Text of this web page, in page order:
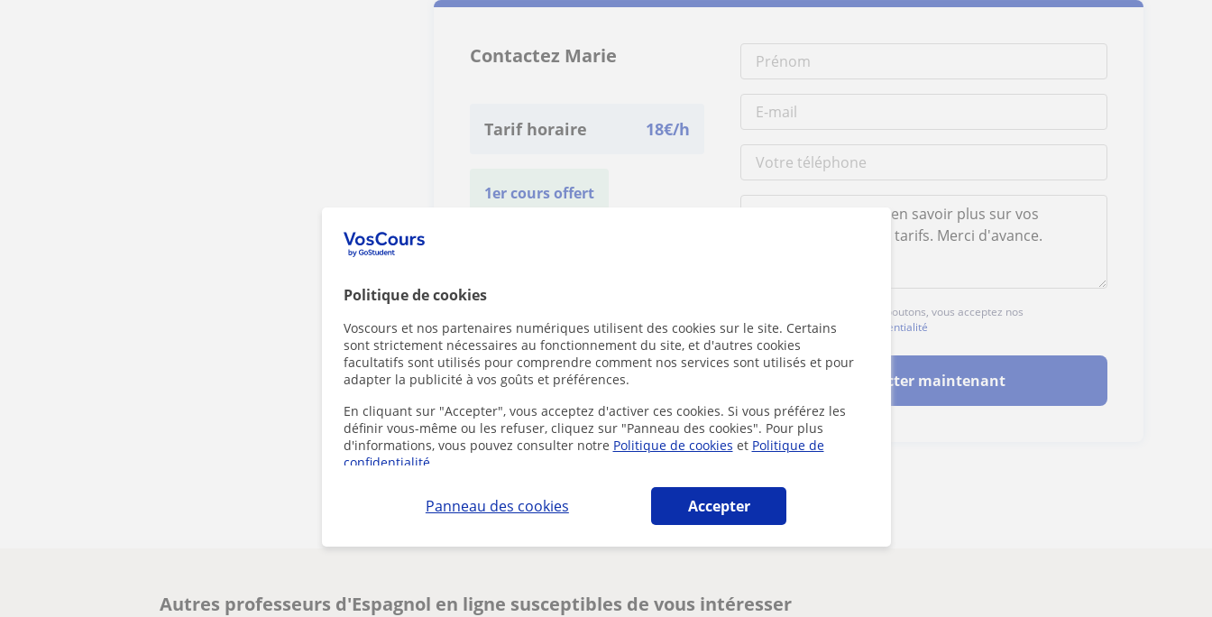
Politique de cookies
Voscours et nos partenaires numériques utilisent des cookies sur le site. Certains
sont strictement nécessaires au fonctionnement du site, et d'autres cookies
facultatifs sont utilisés pour comprendre comment nos services sont utilisés et pour
adapter la publicité à vos goûts et préférences.
En cliquant sur "Accepter", vous acceptez d'activer ces cookies. Si vous préférez les
définir vous-même ou les refuser, cliquez sur "Panneau des cookies". Pour plus
d'informations, vous pouvez consulter notre Politique de cookies et Politique de
confidentialité.
Panneau des cookies Accepter
Contactez Marie
Tarif horaire 18€/h
1er cours offert
En cliquant sur l'un des deux boutons, vous acceptez nos
mentions légaleset de confidentialité
Contacter maintenant
Autres professeurs d'Espagnol en ligne susceptibles de vous intéresser